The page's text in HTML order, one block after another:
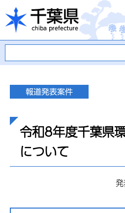
千葉県
令和8年度千葉県
について